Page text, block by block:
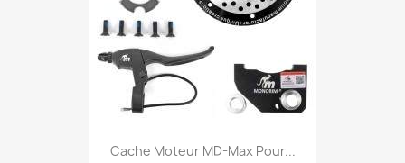
Cache Moteur MD-Max Pour...